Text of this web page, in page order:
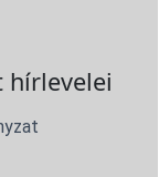
hírlevelei